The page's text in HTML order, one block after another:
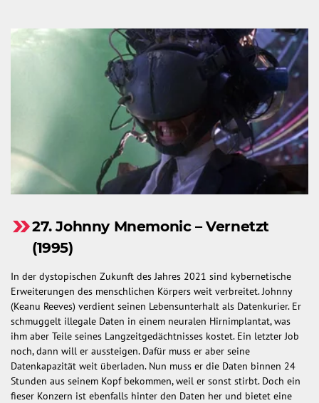
27. Johnny Mnemonic – Vernetzt
(1995)
In der dystopischen Zukunft des Jahres 2021 sind kybernetische
Erweiterungen des menschlichen Körpers weit verbreitet. Johnny
(Keanu Reeves) verdient seinen Lebensunterhalt als Datenkurier. Er
schmuggelt illegale Daten in einem neuralen Hirnimplantat, was
ihm aber Teile seines Langzeitgedächtnisses kostet. Ein letzter Job
noch, dann will er aussteigen. Dafür muss er aber seine
Datenkapazität weit überladen. Nun muss er die Daten binnen 24
Stunden aus seinem Kopf bekommen, weil er sonst stirbt. Doch ein
fieser Konzern ist ebenfalls hinter den Daten her und bietet eine